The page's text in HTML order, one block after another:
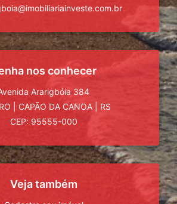
nos conhecer
Ararigbóia 384
CAPÃO DA CANOA
RS
CEP: 95555-000
Veja também